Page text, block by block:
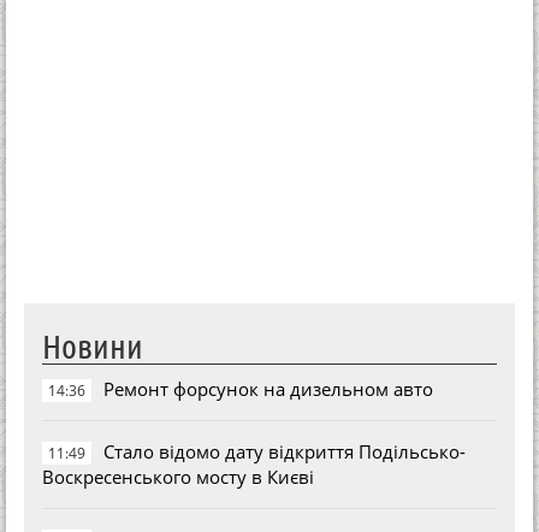
Новини
14:36 Ремонт форсунок на дизельном авто
11:49
Стало відомо дату відкриття Подільсько-
Воскресенського мосту в Києві